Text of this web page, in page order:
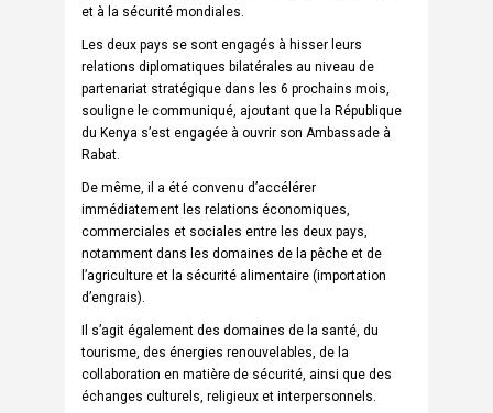
et à la sécurité mondiales.
Les deux pays se sont engagés à hisser leurs
relations diplomatiques bilatérales au niveau de
partenariat stratégique dans les 6 prochains mois,
souligne le communiqué, ajoutant que la République
du Kenya s’est engagée à ouvrir son Ambassade à
Rabat.
De même, il a été convenu d’accélérer
immédiatement les relations économiques,
commerciales et sociales entre les deux pays,
notamment dans les domaines de la pêche et de
l’agriculture et la sécurité alimentaire (importation
d’engrais).
Il s’agit également des domaines de la santé, du
tourisme, des énergies renouvelables, de la
collaboration en matière de sécurité, ainsi que des
échanges culturels, religieux et interpersonnels.